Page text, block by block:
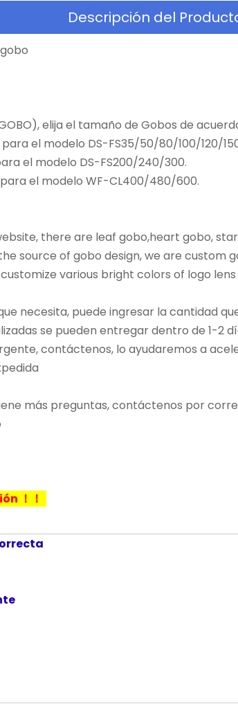
Descripción del
elija el tamaño de Gobos de
el modelo DS-FS35/50/80/100/120/
el modelo DS-FS200/240/300.
para el modelo WF-CL400/480/600.
there are leaf gobo,heart gobo,
source of gobo design, we are custom
various bright colors of logo lens
necesita, puede ingresar la cantidad
se pueden entregar dentro de 1-2
contáctenos, lo ayudaremos a
más preguntas, contáctenos por
！！